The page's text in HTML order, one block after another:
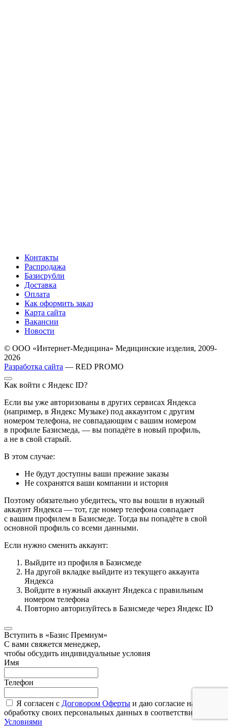
Контакты
Распродажа
Базисрубли
Доставка
Оплата
Как оформить заказ
Карта сайта
Вакансии
Новости
© ООО «Интернет-Медицина» Медицинские изделия, 2009-
2026
Разработка сайта — RED PROMO
Как войти с Яндекс ID?
Если вы уже авторизованы в других сервисах Яндекса
(например, в Яндекс Музыке) под аккаунтом с другим
номером телефона, не совпадающим с вашим номером
в профиле Базисмеда, — вы попадёте в новый профиль,
а не в свой старый.
В этом случае:
Не будут доступны ваши прежние заказы
Не сохранятся ваши компании и история
Поэтому обязательно убедитесь, что вы вошли в нужный
аккаунт Яндекса — тот, где номер телефона совпадает
с вашим профилем в Базисмеде. Тогда вы попадёте в свой
основной профиль со всеми данными.
Если нужно сменить аккаунт:
Выйдите из профиля в Базисмеде
На другой вкладке выйдите из текущего аккаунта
Яндекса
Войдите в нужный аккаунт Яндекса с правильным
номером телефона
Повторно авторизуйтесь в Базисмеде через Яндекс ID
Вступить в «Базис Премиум»
С вами свяжется менеджер,
чтобы обсудить индивидуальные условия
Имя
Телефон
Я согласен с Договором Оферты и даю согласие на
обработку своих персональных данных в соответствии с
Условиями